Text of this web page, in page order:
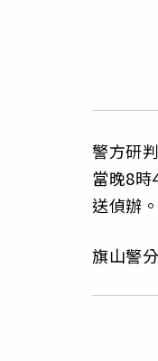
警方研
當晚8時
送偵辦。
旗山警